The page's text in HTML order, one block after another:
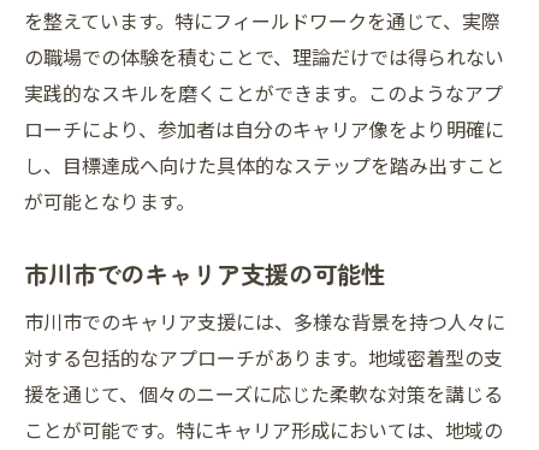
を整えています。特にフィールドワークを通じて、実際
の職場での体験を積むことで、理論だけでは得られない
実践的なスキルを磨くことができます。このようなアプ
ローチにより、参加者は自分のキャリア像をより明確に
し、目標達成へ向けた具体的なステップを踏み出すこと
が可能となります。
市川市でのキャリア支援の可能性
市川市でのキャリア支援には、多様な背景を持つ人々に
対する包括的なアプローチがあります。地域密着型の支
援を通じて、個々のニーズに応じた柔軟な対策を講じる
ことが可能です。特にキャリア形成においては、地域の